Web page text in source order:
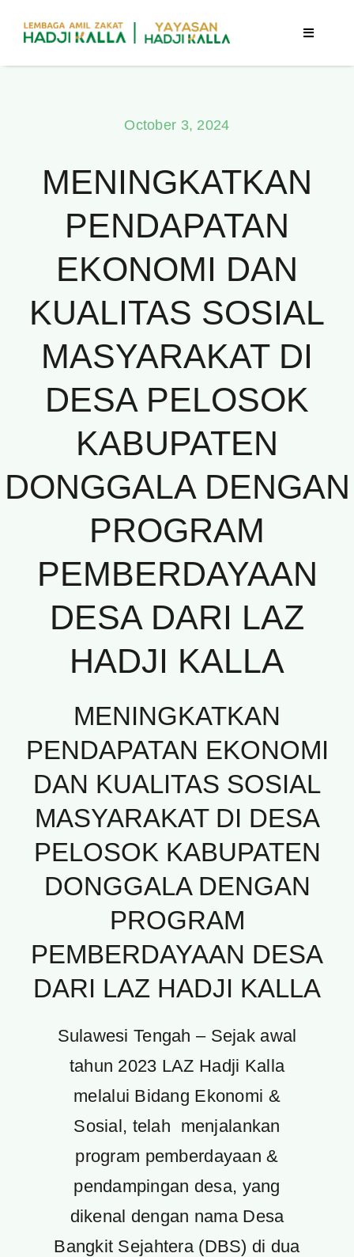
content
Toggle
Program
Publikasi
October 3, 2024
MENINGKATKAN
PENDAPATAN
EKONOMI DAN
KUALITAS SOSIAL
MASYARAKAT DI
DESA PELOSOK
KABUPATEN
DONGGALA DENGAN
PROGRAM
PEMBERDAYAAN
DESA DARI LAZ
HADJI KALLA
MENINGKATKAN
PENDAPATAN EKONOMI
DAN KUALITAS SOSIAL
MASYARAKAT DI DESA
PELOSOK KABUPATEN
DONGGALA DENGAN
PROGRAM
PEMBERDAYAAN DESA
DARI LAZ HADJI KALLA
Sulawesi Tengah – Sejak awal
tahun 2023 LAZ Hadji Kalla
melalui Bidang Ekonomi &
Sosial, telah menjalankan
program pemberdayaan &
pendampingan desa, yang
dikenal dengan nama Desa
Bangkit Sejahtera (DBS) di dua